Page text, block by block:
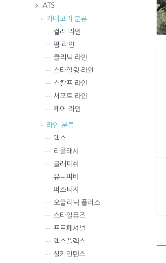
ATS
카테고리 분류
컬러 라인
펌 라인
클리닉 라인
스타일링 라인
스칼프 라인
서포트 라인
케어 라인
라인 분류
맥스
리플래시
글래미쉬
유니피버
퍼스티지
오클리닉 플러스
스타일뮤즈
프로페셔널
엑스플렉스
실키인텐스